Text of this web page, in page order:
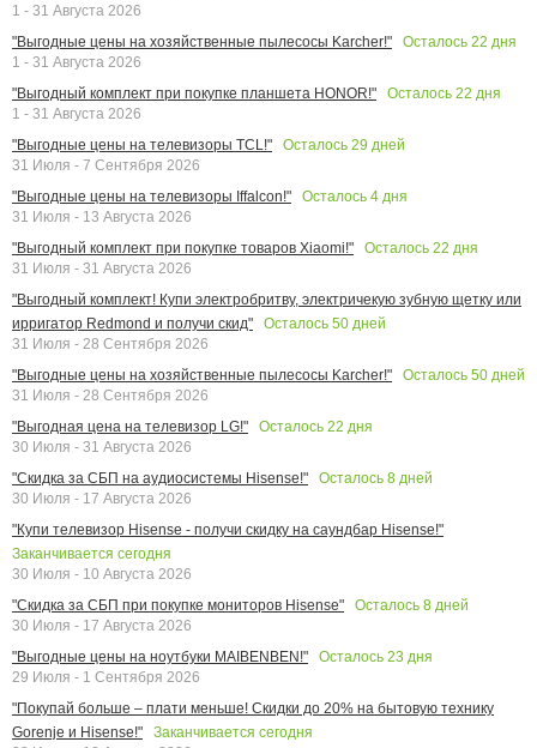
1 - 31 Августа 2026
"Выгодные цены на хозяйственные пылесосы Karcher!"
Осталось 22 дня
1 - 31 Августа 2026
"Выгодный комплект при покупке планшета HONOR!"
Осталось 22 дня
1 - 31 Августа 2026
"Выгодные цены на телевизоры TCL!"
Осталось 29 дней
31 Июля - 7 Сентября 2026
"Выгодные цены на телевизоры Iffalcon!"
Осталось 4 дня
31 Июля - 13 Августа 2026
"Выгодный комплект при покупке товаров Xiaomi!"
Осталось 22 дня
31 Июля - 31 Августа 2026
"Выгодный комплект! Купи электробритву, электричекую зубную щетку или
ирригатор Redmond и получи скид"
Осталось 50 дней
31 Июля - 28 Сентября 2026
"Выгодные цены на хозяйственные пылесосы Karcher!"
Осталось 50 дней
31 Июля - 28 Сентября 2026
"Выгодная цена на телевизор LG!"
Осталось 22 дня
30 Июля - 31 Августа 2026
"Скидка за СБП на аудиосистемы Hisense!"
Осталось 8 дней
30 Июля - 17 Августа 2026
"Купи телевизор Hisense - получи скидку на саундбар Hisense!"
Заканчивается сегодня
30 Июля - 10 Августа 2026
"Скидка за СБП при покупке мониторов Hisense"
Осталось 8 дней
30 Июля - 17 Августа 2026
"Выгодные цены на ноутбуки MAIBENBEN!"
Осталось 23 дня
29 Июля - 1 Сентября 2026
"Покупай больше – плати меньше! Скидки до 20% на бытовую технику
Gorenje и Hisense!"
Заканчивается сегодня